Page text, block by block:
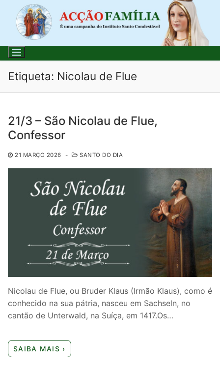
para
conteúdo
por:
Loja
Santo do Dia
Quem somos nós
Etiqueta: Nicolau de Flue
21/3 – São Nicolau de Flue,
Confessor
21 MARÇO 2026 - SANTO DO DIA
Nicolau de Flue, ou Bruder Klaus (Irmão Klaus), como é
conhecido na sua pátria, nasceu em Sachseln, no
cantão de Unterwald, na Suíça, em 1417.Os…
SAIBA MAIS ›